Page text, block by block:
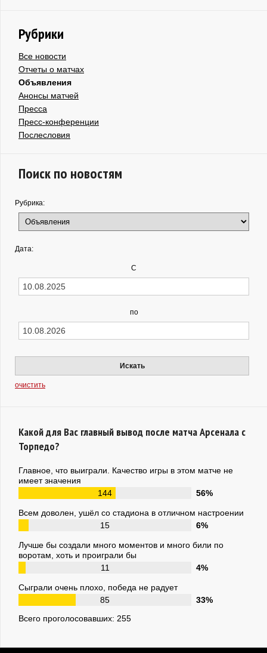
Рубрики
Все новости
Отчеты о матчах
Объявления
Анонсы матчей
Пресса
Пресс-конференции
Послесловия
Поиск по новостям
Рубрика:
Дата:
С
по
Искать
очистить
Какой для Вас главный вывод после матча Арсенала с
Торпедо?
Главное, что выиграли. Качество игры в этом матче не
имеет значения
144
56%
Всем доволен, ушёл со стадиона в отличном настроении
15
6%
Лучше бы создали много моментов и много били по
воротам, хоть и проиграли бы
11
4%
Сыграли очень плохо, победа не радует
85
33%
Всего проголосовавших: 255